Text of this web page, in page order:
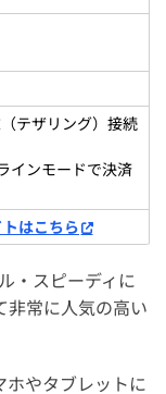
テザリング）接続
インモードで決済
はこちら
・スピーディに
非常に人気の高い
やタブレットに